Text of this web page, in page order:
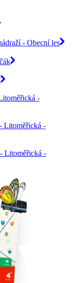
- Obecní les
-
Litoměřická -
Litoměřická -